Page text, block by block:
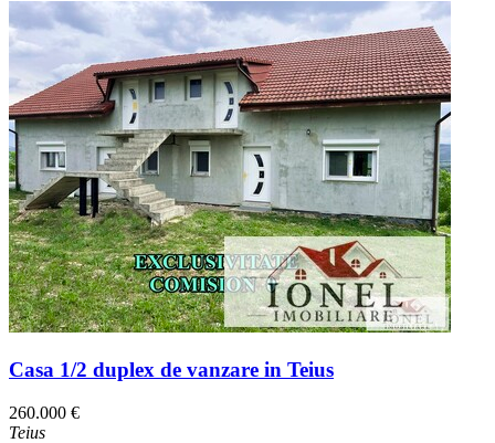
Casa 1/2 duplex de vanzare in Teius
260.000 €
Teius